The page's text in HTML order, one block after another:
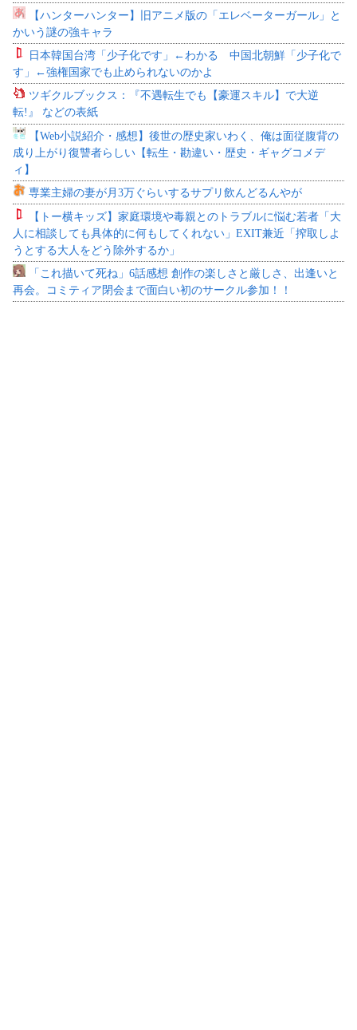
【ハンターハンター】旧アニメ版の「エレベーターガール」と
かいう謎の強キャラ
日本韓国台湾「少子化です」←わかる 中国北朝鮮「少子化で
す」←強権国家でも止められないのかよ
ツギクルブックス：『不遇転生でも【豪運スキル】で大逆
転!』 などの表紙
【Web小説紹介・感想】後世の歴史家いわく、俺は面従腹背の
成り上がり復讐者らしい【転生・勘違い・歴史・ギャグコメデ
ィ】
専業主婦の妻が月3万ぐらいするサプリ飲んどるんやが
【トー横キッズ】家庭環境や毒親とのトラブルに悩む若者「大
人に相談しても具体的に何もしてくれない」EXIT兼近「搾取しよ
うとする大人をどう除外するか」
「これ描いて死ね」6話感想 創作の楽しさと厳しさ、出逢いと
再会。コミティア閉会まで面白い初のサークル参加！！